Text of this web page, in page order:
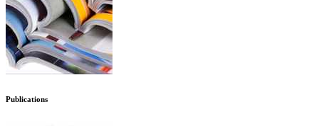
Publications